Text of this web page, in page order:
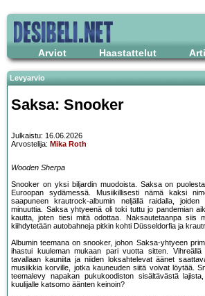
Arviot Haastattelut
Levyarvio
Saksa: Snooker
Julkaistu: 16.06.2026
Arvostelija: Mika Roth
Wooden Sherpa
Snooker on yksi biljardin muodoista. Saksa on
Euroopan sydämessä. Musiikillisesti nämä kaksi
saapuneen krautrock-albumin neljällä raidalla,
minuuttia. Saksa yhtyeenä oli toki tuttu jo pandemian
kautta, joten tiesi mitä odottaa. Naksautetaanpa siis
kiihdytetään autobahneja pitkin kohti Düsseldorfia ja
Albumin teemana on snooker, johon Saksa-yhtyeen
ihastui kuuleman mukaan pari vuotta sitten.
tavallaan kauniita ja niiden loksahtelevat äänet
musiikkia korville, jotka kauneuden siitä voivat löytää.
teemalevy napakan pukukoodiston sisältävästä
kuulijalle katsomo äänten keinoin?